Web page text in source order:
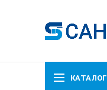
КАТАЛОГ